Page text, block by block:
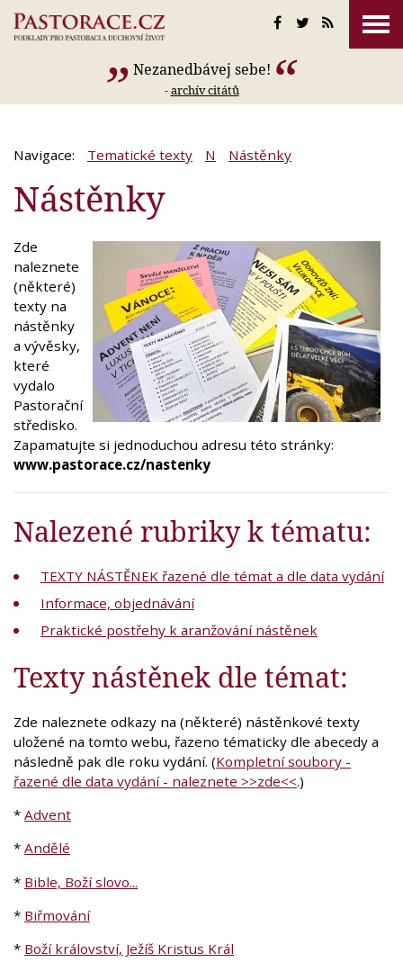
Nezanedbávej sebe!
-archív citátů
Navigace: Tematické texty N Nástěnky
Nástěnky
Zde
naleznete
(některé)
texty na
nástěnky
a vývěsky,
které
vydalo
Pastorační
středisko.
Zapamatujte si jednoduchou adresu této stránky:
www.pastorace.cz/nastenky
Nalezené rubriky k tématu:
TEXTY NÁSTĚNEK řazené dle témat a dle data vydání
Informace, objednávání
Praktické postřehy k aranžování nástěnek
Texty nástěnek dle témat:
Zde naleznete odkazy na (některé) nástěnkové texty
uložené na tomto webu, řazeno tématicky dle abecedy a
následně pak dle roku vydání. (Kompletní soubory -
řazené dle data vydání - naleznete >>zde<<.)
* Advent
* Andělé
* Bible, Boží slovo...
* Biřmování
* Boží království, Ježíš Kristus Král